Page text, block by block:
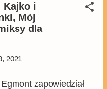
Kajko i
Mój
dla
2021
zapowiedział